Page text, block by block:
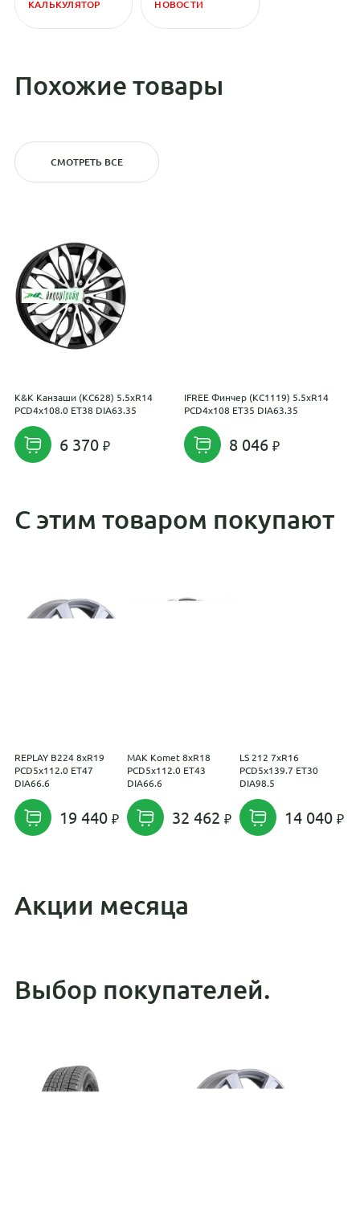
КАЛЬКУЛЯТОР НОВОСТИ
Похожие товары
СМОТРЕТЬ ВСЕ
K&K Канзаши (КС628) 5.5xR14
PCD4x108.0 ET38 DIA63.35
6 370
IFREE Финчер (КС1119) 5.5xR14
PCD4x108 ET35 DIA63.35
8 046
С этим товаром покупают
REPLAY B224 8xR19
PCD5x112.0 ET47
DIA66.6
19 440
MAK Komet 8xR18
PCD5x112.0 ET43
DIA66.6
32 462
LS 212 7xR16
PCD5x139.7 ET30
DIA98.5
14 040
Акции месяца
Выбор покупателей.